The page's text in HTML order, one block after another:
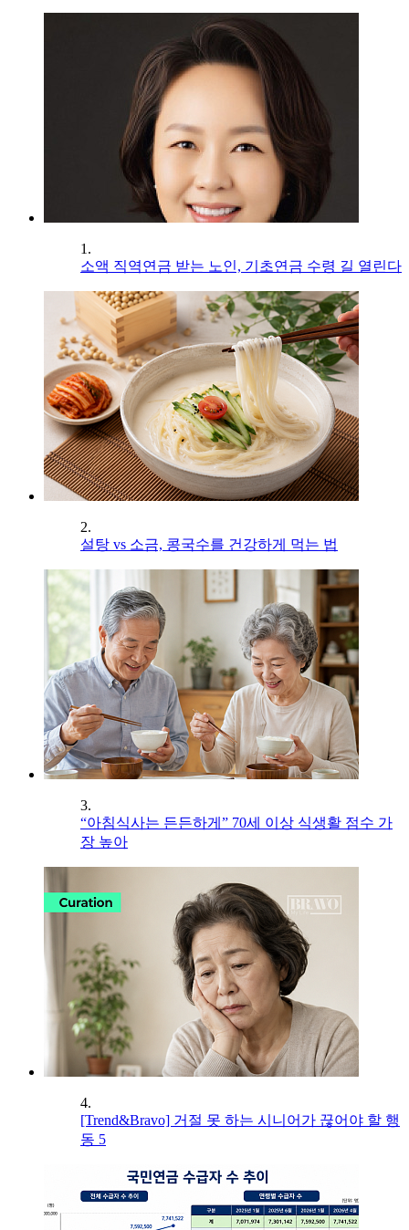
1.
소액 직역연금 받는 노인, 기초연금 수령 길 열린다
2.
설탕 vs 소금, 콩국수를 건강하게 먹는 법
3.
“아침식사는 든든하게” 70세 이상 식생활 점수 가
장 높아
4.
[Trend&Bravo] 거절 못 하는 시니어가 끊어야 할 행
동 5